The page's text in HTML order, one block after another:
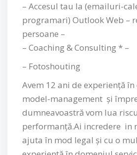
– Accesul tau la (emailuri-
programari) Outlook Web –
persoane –
– Coaching & Consulting * –
– Fotoshouting
Avem 12 ani de experiență în
model-management și
dumneavoastră vom lua
performanță.Ai incredere in
ajuta în mod legal și cu o